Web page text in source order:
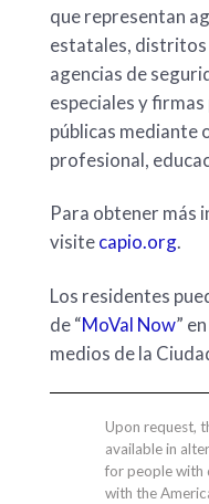
que representan
estatales, distritos
agencias de
especiales y
públicas mediante
profesional,
Para obtener más
visitecapio.org.
Los residentes
de “MoVal Now”
medios de la
Upon request,
available in
for people with
with the